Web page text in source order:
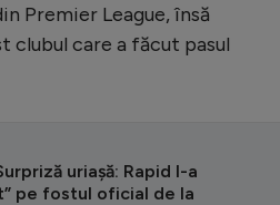
Premier League, însă
clubul care a făcut pasul
uriașă: Rapid l-a
pe fostul oficial de la